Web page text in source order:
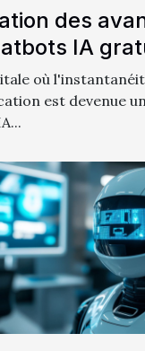
des
IA
utilisateurs
où
est devenue